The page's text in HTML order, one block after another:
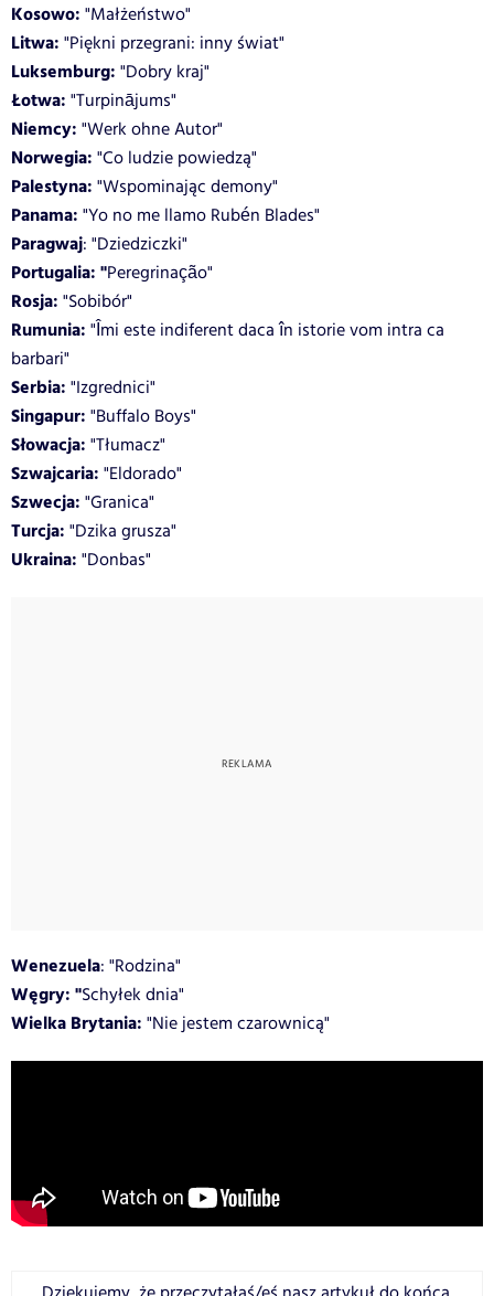
Kosowo: "Małżeństwo"
Litwa: "Piękni przegrani: inny świat"
Luksemburg: "Dobry kraj"
Łotwa: "Turpinājums"
Niemcy: "Werk ohne Autor"
Norwegia: "Co ludzie powiedzą"
Palestyna: "Wspominając demony"
Panama: "Yo no me llamo Rubén Blades"
Paragwaj: "Dziedziczki"
Portugalia: "Peregrinação"
Rosja: "Sobibór"
Rumunia: "Îmi este indiferent daca în istorie vom intra ca
barbari"
Serbia: "Izgrednici"
Singapur: "Buffalo Boys"
Słowacja: "Tłumacz"
Szwajcaria: "Eldorado"
Szwecja: "Granica"
Turcja: "Dzika grusza"
Ukraina: "Donbas"
Wenezuela: "Rodzina"
Węgry: "Schyłek dnia"
Wielka Brytania: "Nie jestem czarownicą"